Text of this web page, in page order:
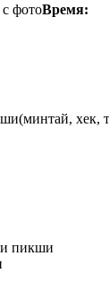
Время:
хек,
пикши